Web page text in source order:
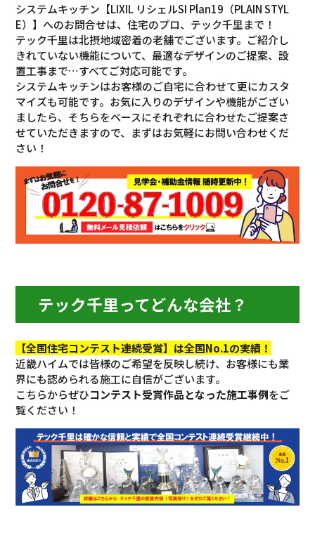
システムキッチン【LIXIL リシェルSI Plan19（PLAIN STYL
E）】へのお問合せは、住宅のプロ、テック千里まで！
テック千里は北摂地域密着の老舗でございます。ご紹介し
きれていない機能について、最適なデザインのご提案、設
置工事まで…すべてご対応可能です。
システムキッチンはお客様のご自宅に合わせて更にカスタ
マイズも可能です。お気に入りのデザインや機能がござい
ましたら、そちらをベースにそれぞれに合わせたご提案さ
せていただきますので、まずはお気軽にお問い合わせくだ
さい！
テック千里ってどんな会社？
【全国住宅コンテスト連続受賞】は全国No.1の実績！
近畿ハイムでは皆様のご希望を反映し続け、お客様にも業
界にも認められる施工に自信がございます。
こちらからぜひコンテスト受賞作品となった施工事例をご
覧ください！